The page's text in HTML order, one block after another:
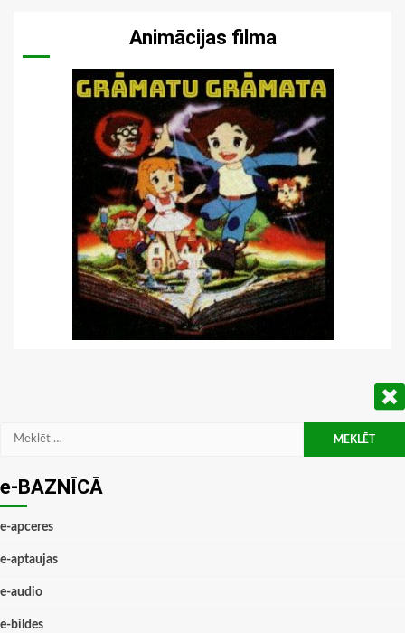
Animācijas filma
Meklēt:
e-BAZNĪCĀ
e-apceres
e-aptaujas
e-audio
e-bildes